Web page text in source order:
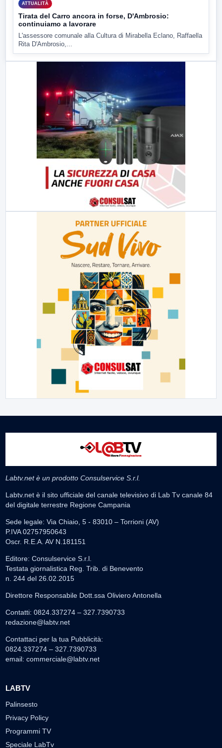
ATTUALITÀ
Tirata del Carro ancora in forse, D'Ambrosio:
continuiamo a lavorare
L'assessore comunale alla Cultura di Mirabella Eclano, Raffaella
Rita D'Ambrosio,...
Labtv.net è un prodotto Consulservice S.r.l.
Labtv.net è il sito ufficiale del canale televisivo di Lab Tv canale 84
del digitale terrestre Regione Campania
Sede legale: Via Chiaio, 5 - 83010 – Torrioni (AV)
P.IVA 02757950643
Oscr. R.E.A. AV N.181151
Editore: Consulservice S.r.l.
Testata giornalistica Reg. Trib. di Benevento
n. 244 del 26.02.2015
Direttore Responsabile Dott.ssa Oliviero Antonella
Contatti: 0824.337274 – 327.7390733
redazione@labtv.net
Contattaci per la tua Pubblicità:
0824.337274 – 327.7390733
email: commerciale@labtv.net
LABTV
Palinsesto
Privacy Policy
Programmi TV
Speciale LabTv